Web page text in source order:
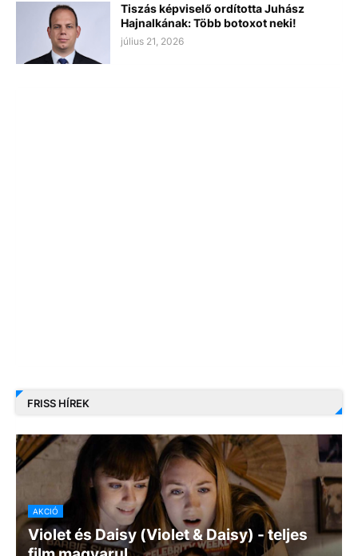
Tiszás képviselő ordította Juhász
Hajnalkának: Több botoxot neki!
július 21, 2026
FRISS HÍREK
AKCIÓ
Violet és Daisy (Violet & Daisy) - teljes